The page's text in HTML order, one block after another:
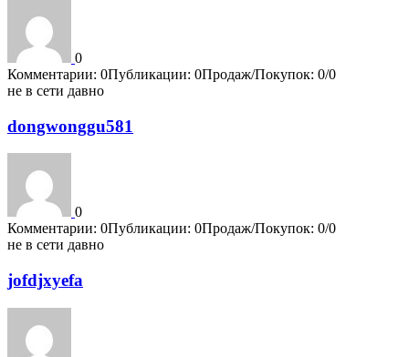
0
Комментарии: 0Публикации: 0Продаж/Покупок: 0/0
не в сети давно
dongwonggu581
0
Комментарии: 0Публикации: 0Продаж/Покупок: 0/0
не в сети давно
jofdjxyefa